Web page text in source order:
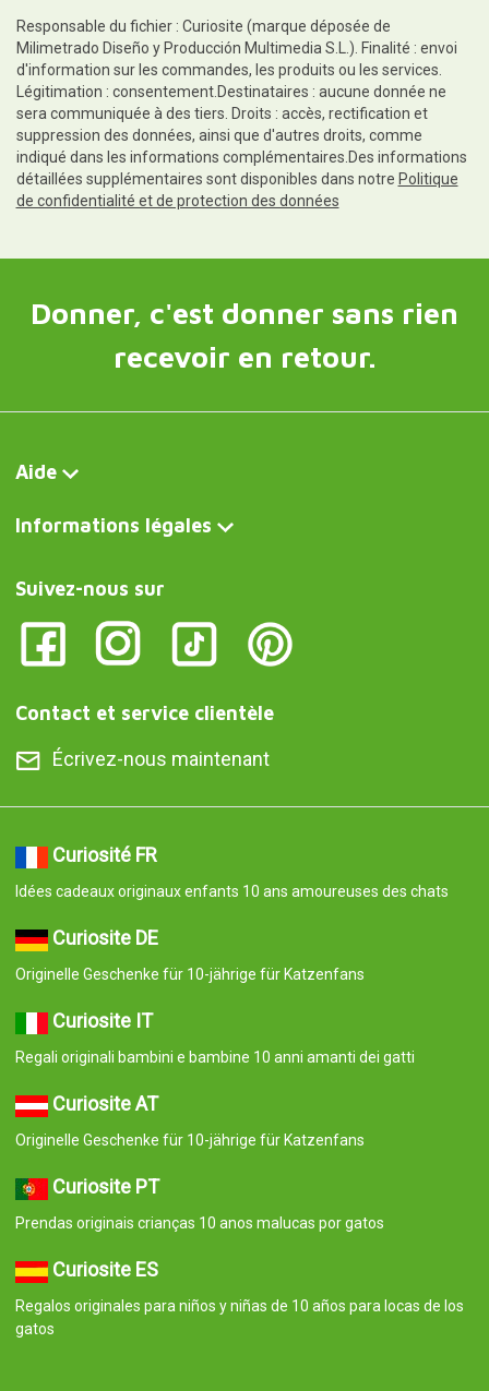
Responsable du fichier : Curiosite (marque déposée de
Milimetrado Diseño y Producción Multimedia S.L.). Finalité : envoi
d'information sur les commandes, les produits ou les services.
Légitimation : consentement.Destinataires : aucune donnée ne
sera communiquée à des tiers. Droits : accès, rectification et
suppression des données, ainsi que d'autres droits, comme
indiqué dans les informations complémentaires.Des informations
détaillées supplémentaires sont disponibles dans notre Politique
de confidentialité et de protection des données
Donner, c'est donner sans rien
recevoir en retour.
Aide
Informations légales
Suivez-nous sur
Contact et service clientèle
Écrivez-nous maintenant
Curiosité FR
Idées cadeaux originaux enfants 10 ans amoureuses des chats
Curiosite DE
Originelle Geschenke für 10-jährige für Katzenfans
Curiosite IT
Regali originali bambini e bambine 10 anni amanti dei gatti
Curiosite AT
Originelle Geschenke für 10-jährige für Katzenfans
Curiosite PT
Prendas originais crianças 10 anos malucas por gatos
Curiosite ES
Regalos originales para niños y niñas de 10 años para locas de los
gatos